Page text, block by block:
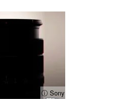
ⓘ Sony